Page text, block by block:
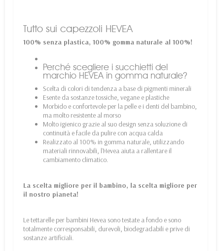
Tutto sui capezzoli HEVEA
100% senza plastica, 100% gomma naturale al 100%!
Perché scegliere i succhietti del
marchio HEVEA in gomma naturale?
Scelta di colori di tendenza a base di pigmenti minerali
Esente da sostanze tossiche, vegane e plastiche
Morbido e confortevole per la pelle e i denti del bambino,
ma molto resistente al morso
Molto igienico grazie al suo design senza soluzione di
continuità e facile da pulire con acqua calda
Realizzato al 100% in gomma naturale, utilizzando
materiali rinnovabili, l'Hevea aiuta a rallentare il
cambiamento climatico.
La scelta migliore per il bambino, la scelta migliore per
il nostro pianeta!
Le tettarelle per bambini Hevea sono testate a fondo e sono
totalmente corresponsabili, durevoli, biodegradabili e prive di
sostanze artificiali.